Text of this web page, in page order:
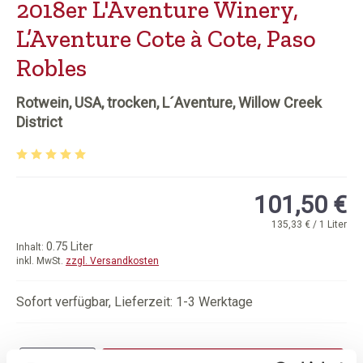
2018er L'Aventure Winery,
L’Aventure Cote à Cote, Paso
Robles
Rotwein, USA, trocken, L´Aventure, Willow Creek
District
101,50 €
135,33 € / 1 Liter
Inhalt: 0.75 Liter
inkl. MwSt. zzgl. Versandkosten
Sofort verfügbar, Lieferzeit: 1-3 Werktage